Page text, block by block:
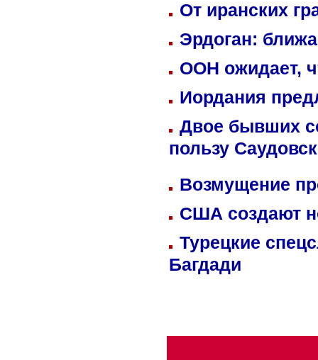
От иранских
Эрдоган:
ООН ожидает,
Иордания
Двое бывших
пользу
Возмущение
США создают
Турецкие
Багдади